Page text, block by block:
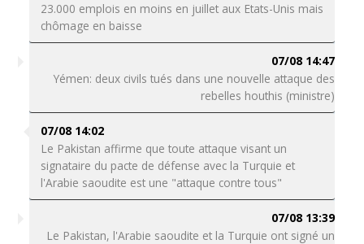
23.000 emplois en moins en juillet aux Etats-Unis mais
chômage en baisse
07/08 14:47
Yémen: deux civils tués dans une nouvelle attaque des
rebelles houthis (ministre)
07/08 14:02
Le Pakistan affirme que toute attaque visant un
signataire du pacte de défense avec la Turquie et
l'Arabie saoudite est une "attaque contre tous"
07/08 13:39
Le Pakistan, l'Arabie saoudite et la Turquie ont signé un